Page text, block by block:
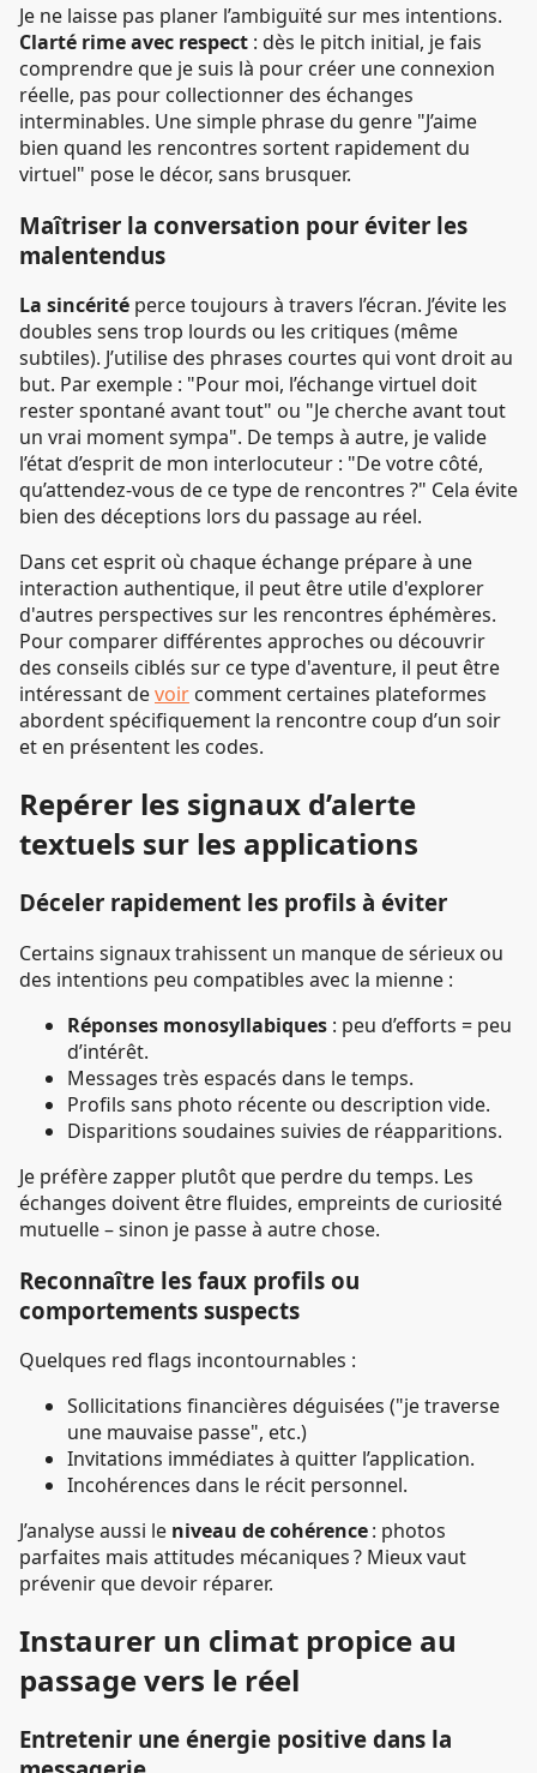
Je ne laisse pas planer l’ambiguïté sur mes intentions.
Clarté rime avec respect : dès le pitch initial, je fais
comprendre que je suis là pour créer une connexion
réelle, pas pour collectionner des échanges
interminables. Une simple phrase du genre "J’aime
bien quand les rencontres sortent rapidement du
virtuel" pose le décor, sans brusquer.
Maîtriser la conversation pour éviter les
malentendus
La sincérité perce toujours à travers l’écran. J’évite les
doubles sens trop lourds ou les critiques (même
subtiles). J’utilise des phrases courtes qui vont droit au
but. Par exemple : "Pour moi, l’échange virtuel doit
rester spontané avant tout" ou "Je cherche avant tout
un vrai moment sympa". De temps à autre, je valide
l’état d’esprit de mon interlocuteur : "De votre côté,
qu’attendez-vous de ce type de rencontres ?" Cela évite
bien des déceptions lors du passage au réel.
Dans cet esprit où chaque échange prépare à une
interaction authentique, il peut être utile d'explorer
d'autres perspectives sur les rencontres éphémères.
Pour comparer différentes approches ou découvrir
des conseils ciblés sur ce type d'aventure, il peut être
intéressant devoir comment certaines plateformes
abordent spécifiquement la rencontre coup d’un soir
et en présentent les codes.
Repérer les signaux d’alerte
textuels sur les applications
Déceler rapidement les profils à éviter
Certains signaux trahissent un manque de sérieux ou
des intentions peu compatibles avec la mienne :
Réponses monosyllabiques : peu d’efforts = peu
d’intérêt.
Messages très espacés dans le temps.
Profils sans photo récente ou description vide.
Disparitions soudaines suivies de réapparitions.
Je préfère zapper plutôt que perdre du temps. Les
échanges doivent être fluides, empreints de curiosité
mutuelle – sinon je passe à autre chose.
Reconnaître les faux profils ou
comportements suspects
Quelques red flags incontournables :
Sollicitations financières déguisées ("je traverse
une mauvaise passe", etc.)
Invitations immédiates à quitter l’application.
Incohérences dans le récit personnel.
J’analyse aussi le niveau de cohérence: photos
parfaites mais attitudes mécaniques ? Mieux vaut
prévenir que devoir réparer.
Instaurer un climat propice au
passage vers le réel
Entretenir une énergie positive dans la